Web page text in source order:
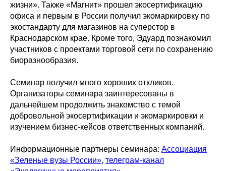
жизни». Также «Магнит» прошел экосертификацию
офиса и первым в России получил экомаркировку по
экостандарту для магазинов на суперстор в
Краснодарском крае. Кроме того, Эдуард познакомил
участников с проектами торговой сети по сохранению
биоразнообразия.
Семинар получил много хороших откликов.
Организаторы семинара заинтересованы в
дальнейшем продолжить знакомство с темой
добровольной экосертификации и экомаркировки и
изучением бизнес-кейсов ответственных компаний.
Информационные партнеры семинара: Ассоциация
«Зеленые вузы России», телеграм-канал